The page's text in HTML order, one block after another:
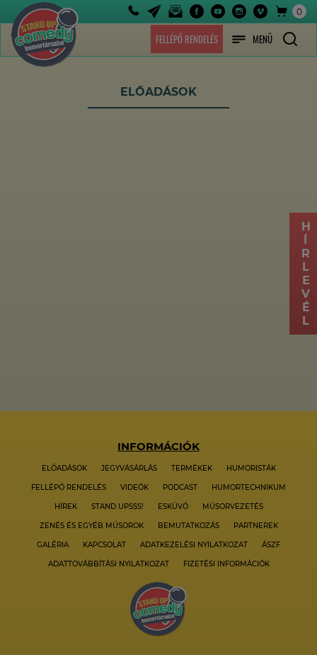
0
FELLÉPŐ RENDELÉS MENÜ
HÍRLEVÉL
ELŐADÁSOK
INFORMÁCIÓK
ELŐADÁSOK JEGYVÁSÁRLÁS TERMÉKEK HUMORISTÁK
FELLÉPŐ RENDELÉS VIDEÓK PODCAST HUMORTECHNIKUM
HÍREK STAND UPSSS! ESKÜVŐ MŰSORVEZETÉS
ZENÉS ÉS EGYÉB MŰSOROK BEMUTATKOZÁS PARTNEREK
GALÉRIA KAPCSOLAT ADATKEZELÉSI NYILATKOZAT ÁSZF
ADATTOVÁBBÍTÁSI NYILATKOZAT FIZETÉSI INFORMÁCIÓK